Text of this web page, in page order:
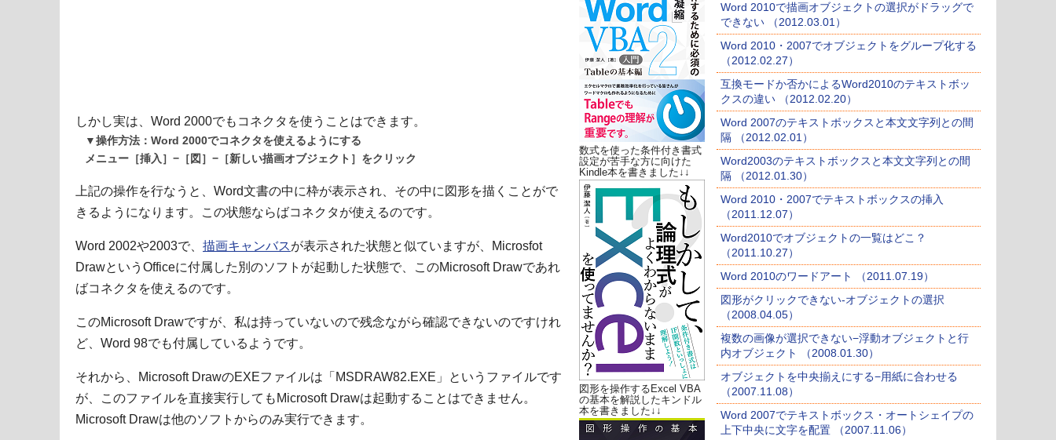
しかし実は、Word 2000でもコネクタを使うことはできます。
▼操作方法：Word 2000でコネクタを使えるようにする
メニュー［挿入］−［図］−［新しい描画オブジェクト］をクリック
上記の操作を行なうと、Word文書の中に枠が表示され、その中に図形を描くことがで
きるようになります。この状態ならばコネクタが使えるのです。
Word 2002や2003で、 描画キャンバスが表示された状態と似ていますが、Microsfot
DrawというOfficeに付属した別のソフトが起動した状態で、このMicrosoft Drawであれ
ばコネクタを使えるのです。
このMicrosoft Drawですが、私は持っていないので残念ながら確認できないのですけれ
ど、Word 98でも付属しているようです。
それから、Microsoft DrawのEXEファイルは「MSDRAW82.EXE」というファイルです
が、このファイルを直接実行してもMicrosoft Drawは起動することはできません。
Microsoft Drawは他のソフトからのみ実行できます。
数式を使った条件付き書式
設定が苦手な方に向けた
Kindle本を書きました↓↓
図形を操作するExcel VBA
の基本を解説したキンドル
本を書きました↓↓
Word 2010で描画オブジェクトの選択がドラッグで
できない （2012.03.01）
Word 2010・2007でオブジェクトをグループ化する
（2012.02.27）
互換モードか否かによるWord2010のテキストボッ
クスの違い （2012.02.20）
Word 2007のテキストボックスと本文文字列との間
隔 （2012.02.01）
Word2003のテキストボックスと本文文字列との間
隔 （2012.01.30）
Word 2010・2007でテキストボックスの挿入
（2011.12.07）
Word2010でオブジェクトの一覧はどこ？
（2011.10.27）
Word 2010のワードアート （2011.07.19）
図形がクリックできない-オブジェクトの選択
（2008.04.05）
複数の画像が選択できない−浮動オブジェクトと行
内オブジェクト （2008.01.30）
オブジェクトを中央揃えにする−用紙に合わせる
（2007.11.08）
Word 2007でテキストボックス・オートシェイプの
上下中央に文字を配置 （2007.11.06）